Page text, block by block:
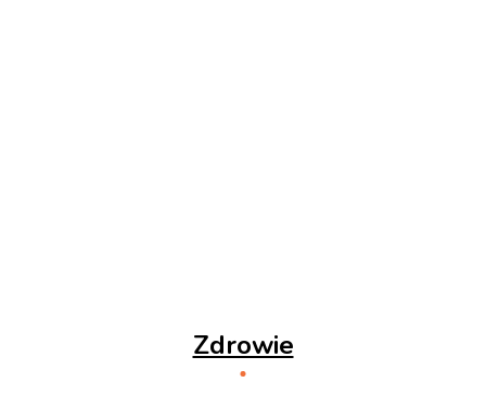
Zdrowie